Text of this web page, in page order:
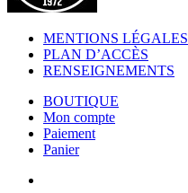
MENTIONS LÉGALES
PLAN D’ACCÈS
RENSEIGNEMENTS
BOUTIQUE
Mon compte
Paiement
Panier